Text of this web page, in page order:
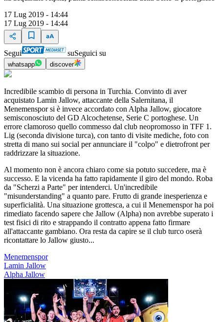
17 Lug 2019 - 14:44
17 Lug 2019 - 14:44
Segui suSeguici su
whatsapp discover
Incredibile scambio di persona in Turchia. Convinto di aver
acquistato Lamin Jallow, attaccante della Salernitana, il
Menemenspor si è invece accordato con Alpha Jallow, giocatore
semisconosciuto del GD Alcochetense, Serie C portoghese. Un
errore clamoroso quello commesso dal club neopromosso in TFF 1.
Lig (seconda divisione turca), con tanto di visite mediche, foto con
stretta di mano sui social per annunciare il "colpo" e dietrofront per
raddrizzare la situazione.
Al momento non è ancora chiaro come sia potuto succedere, ma è
successo. E la vicenda ha fatto rapidamente il giro del mondo. Roba
da "Scherzi a Parte" per intenderci. Un'incredibile
"misunderstanding" a quanto pare. Frutto di grande inesperienza e
superficialità. Una situazione grottesca, a cui il Menemenspor ha poi
rimediato facendo sapere che Jallow (Alpha) non avrebbe superato i
test fisici di rito e strappando il contratto appena fatto firmare
all'attaccante gambiano. Ora resta da capire se il club turco oserà
ricontattare lo Jallow giusto...
Menemenspor
Lamin Jallow
Alpha Jallow